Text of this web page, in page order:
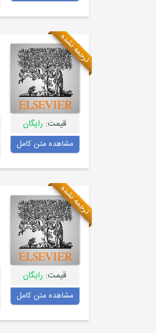
ترجمه نشده
قیمت: رایگان
مشاهده متن کامل
ترجمه نشده
قیمت: رایگان
مشاهده متن کامل